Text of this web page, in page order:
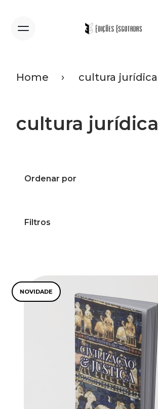
Home cultura jurídica
cultura jurídica
Filtros
Ordenar por
NOVIDADE